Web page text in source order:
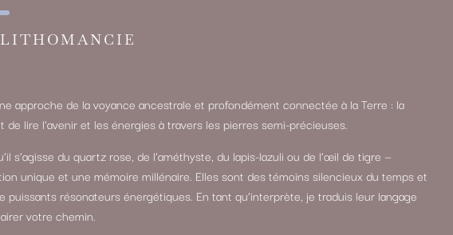
approche de la voyance ancestrale et profondément connectée à la Terre : la
de lire l’avenir et les énergies à travers les pierres semi-précieuses.
s’agisse du quartz rose, de l’améthyste, du lapis-lazuli ou de l’œil de tigre —
unique et une mémoire millénaire. Elles sont des témoins silencieux du temps et
puissants résonateurs énergétiques. En tant qu’interprète, je traduis leur langage
votre chemin.